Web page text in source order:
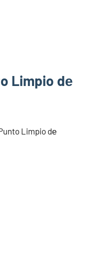
Limpio dе
Limpio dе